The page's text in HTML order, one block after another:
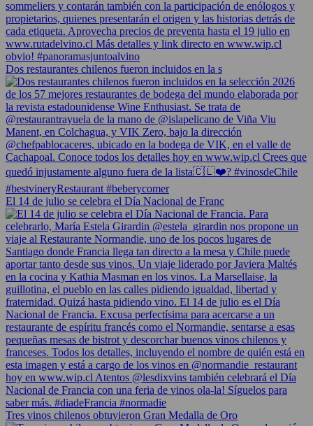
Dos restaurantes chilenos fueron incluidos en la s
El 14 de julio se celebra el Día Nacional de Franc
Tres vinos chilenos obtuvieron Gran Medalla de Oro